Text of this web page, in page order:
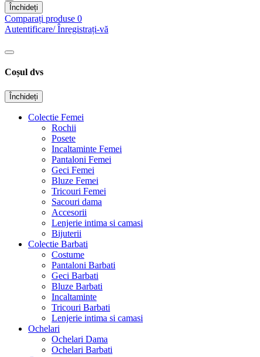
Închideți
Comparați produse 0
Autentificare/ Înregistrați-vă
Coșul dvs
Închideți
Colectie Femei
Rochii
Posete
Incaltaminte Femei
Pantaloni Femei
Geci Femei
Bluze Femei
Tricouri Femei
Sacouri dama
Accesorii
Lenjerie intima si camasi
Bijuterii
Colectie Barbati
Costume
Pantaloni Barbati
Geci Barbati
Bluze Barbati
Incaltaminte
Tricouri Barbati
Lenjerie intima si camasi
Ochelari
Ochelari Dama
Ochelari Barbati